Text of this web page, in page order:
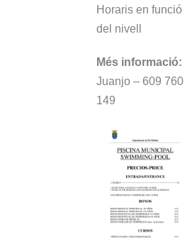
Horaris en funció
del nivell
Més informació:
Juanjo – 609 760
149